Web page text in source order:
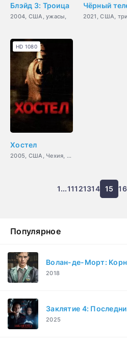
Блэйд 3: Троица
2004, США, ужасы,
Чёрный
2021, США,
Хостел
2005, США, Чехия, ужасы,
HD 1080
1...11121314 15 16
Популярное
Волан-де-Морт:
2018
Заклятие 4:
2025